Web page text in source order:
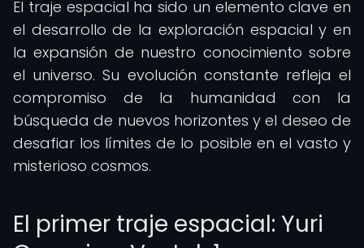
El traje espacial ha sido un elemento clave en
el desarrollo de la exploración espacial y en
la expansión de nuestro conocimiento sobre
el universo. Su evolución constante refleja el
compromiso de la humanidad con la
búsqueda de nuevos horizontes y el deseo de
desafiar los límites de lo posible en el vasto y
misterioso cosmos.
El primer traje espacial: Yuri